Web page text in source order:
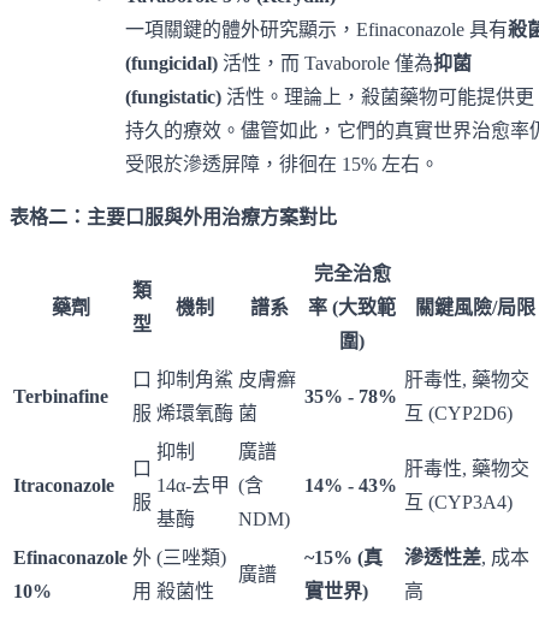
一項關鍵的體外研究顯示，Efinaconazole 具有殺
(fungicidal) 活性，而 Tavaborole 僅為抑菌
(fungistatic) 活性。理論上，殺菌藥物可能提供更
持久的療效。儘管如此，它們的真實世界治愈率
受限於滲透屏障，徘徊在 15% 左右。
表格二：主要口服與外用治療方案對比
藥劑
類
型
機制 譜系
完全治愈
率 (大致範
圍)
關鍵風險/局限
Terbinafine
口
服
抑制角鯊
烯環氧酶
皮膚癬
菌
35% - 78%
肝毒性, 藥物交
互 (CYP2D6)
Itraconazole
口
服
抑制
14α-去甲
基酶
廣譜
(含
NDM)
14% - 43%
肝毒性, 藥物交
互 (CYP3A4)
Efinaconazole
10%
外
用
(三唑類)
殺菌性
廣譜
~15% (真
實世界)
滲透性差, 成本
高